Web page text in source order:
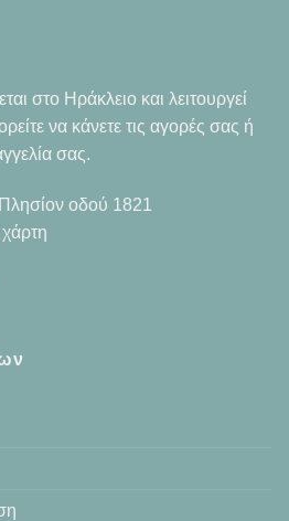
στο Ηράκλειο και λειτουργεί
να κάνετε τις αγορές σας ή
σας.
οδού 1821